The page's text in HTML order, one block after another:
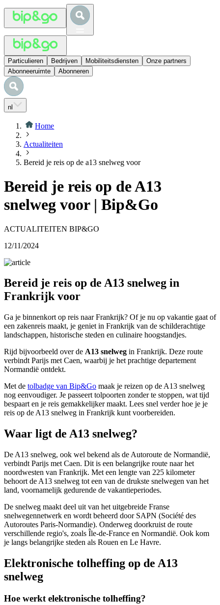
Particulieren Bedrijven Mobiliteitsdiensten
Onze partners
Abonneeruimte
Abonneren
nl
Home
Actualiteiten
Bereid je reis op de a13 snelweg voor
Bereid je reis op de A13
snelweg voor | Bip&Go
ACTUALITEITEN BIP&GO
12/11/2024
Bereid je reis op de A13 snelweg in
Frankrijk voor
Ga je binnenkort op reis naar Frankrijk? Of je nu op vakantie gaat of
een zakenreis maakt, je geniet in Frankrijk van de schilderachtige
landschappen, historische steden en culinaire hoogstandjes.
Rijd bijvoorbeeld over de A13 snelweg in Frankrijk. Deze route
verbindt Parijs met Caen, waarbij je het prachtige departement
Normandië ontdekt.
Met de tolbadge van Bip&Go maak je reizen op de A13 snelweg
nog eenvoudiger. Je passeert tolpoorten zonder te stoppen, wat tijd
bespaart en je reis gemakkelijker maakt. Lees snel verder hoe je je
reis op de A13 snelweg in Frankrijk kunt voorbereiden.
Waar ligt de A13 snelweg?
De A13 snelweg, ook wel bekend als de Autoroute de Normandië,
verbindt Parijs met Caen. Dit is een belangrijke route naar het
noordwesten van Frankrijk. Met een lengte van 225 kilometer
behoort de A13 snelweg tot een van de drukste snelwegen van het
land, voornamelijk gedurende de vakantieperiodes.
De snelweg maakt deel uit van het uitgebreide Franse
snelwegennetwerk en wordt beheerd door SAPN (Société des
Autoroutes Paris-Normandie). Onderweg doorkruist de route
verschillende regio's, zoals Île-de-France en Normandië. Ook kom
je langs belangrijke steden als Rouen en Le Havre.
Elektronische tolheffing op de A13
snelweg
Hoe werkt elektronische tolheffing?